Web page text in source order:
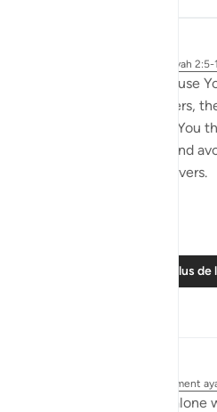
ayah 2:5-
I love You, O Lord because
the ways of the believers,
hypocrites. I pledge to You
ways of the believers and
hypocrites and disbelievers.
Lire plus
Référencement
• {And when they are